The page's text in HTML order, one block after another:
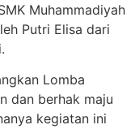
Muhammadiyah
Putri Elisa dari
Lomba
dan berhak maju
kegiatan ini